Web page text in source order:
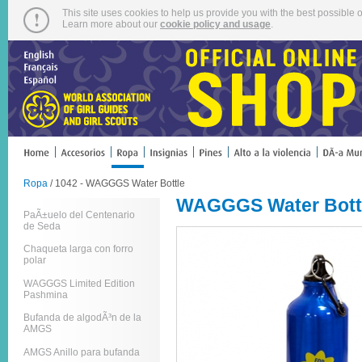
This site uses cookies to help us provide you with the best
Learn more about our cookie policy and usage
Ropa / 1042 - WAGGGS Water Bottle
PaÃ±uelo del Centenario
de Seda
Chaqueta larga con forro
polar
WAGGGS Limited Edition
Pashmina
Bufanda de algodÃ³n de la
AMGS
AMGS Anillo para bufanda
WAGGGS Water